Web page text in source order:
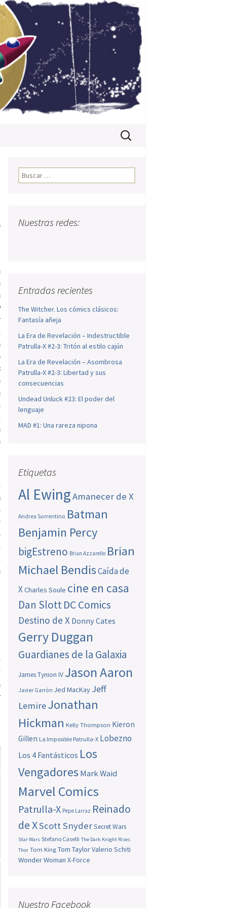
Buscar:
Buscar:
Nuestras redes:
Entradas recientes
The Witcher. Los cómics clásicos:
Fantasía añeja
La Era de Revelación – Indestructible
Patrulla-X #2-3: Tritón al estilo cajún
La Era de Revelación – Asombrosa
Patrulla-X #2-3: Libertad y sus
consecuencias
Undead Unluck #23: El poder del
lenguaje
MAD #1: Una rareza nipona
Etiquetas
Al EwingAmanecer de X
Andrea Sorrentino Batman
Benjamin Percy
bigEstreno Brian Azzarello Brian
Michael BendisCaída de
XCharles Soule cine en casa
Dan SlottDC Comics
Destino de X Donny Cates
Gerry Duggan
Guardianes de la Galaxia
James Tynion IV Jason Aaron
Javier Garrón Jed MacKay Jeff
LemireJonathan
Hickman Kelly Thompson Kieron
Gillen La Imposible Patrulla-X Lobezno
Los 4 Fantásticos Los
Vengadores Mark Waid
Marvel Comics
Patrulla-X Pepe Larraz Reinado
de XScott SnyderSecret Wars
Star Wars Stefano Caselli The Dark Knight Rises
Thor Tom King Tom TaylorValerio Schiti
Wonder Woman X-Force
Nuestro Facebook